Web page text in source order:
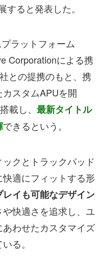
ると発表した。
ラットフォーム
Corporationによる携
との提携のもと、携
スタムAPUを開
載し、 最新タイトル
できるという。
クとトラックパッド
適にフィットする形
イも可能なデザイン
快適さを追求し、ユ
わせたカスタマイズ
る。